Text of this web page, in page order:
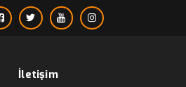
İletişim